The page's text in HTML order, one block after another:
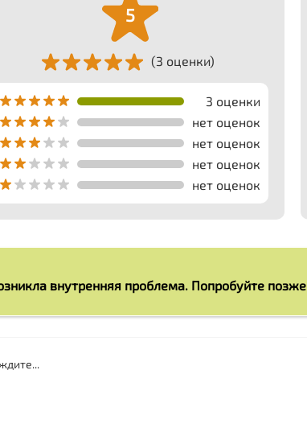
5
(3 оценки)
3 оценки
нет оценок
нет оценок
нет оценок
нет оценок
внутренняя проблема. Попробуйте позже